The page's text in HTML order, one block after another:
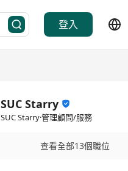
登入
SUC Starry
SUC Starry·管理顧問/服務
查看全部13個職位